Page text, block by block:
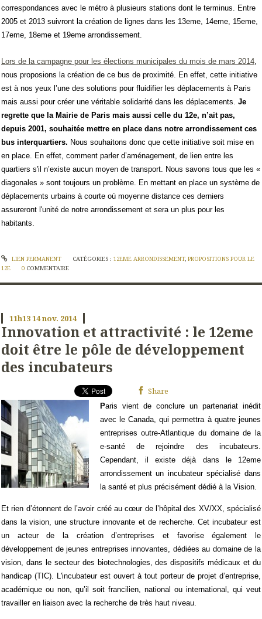
correspondances avec le métro à plusieurs stations dont le terminus. Entre
2005 et 2013 suivront la création de lignes dans les 13eme, 14eme, 15eme,
17eme, 18eme et 19eme arrondissement.
Lors de la campagne pour les élections municipales du mois de mars 2014
nous proposions la création de ce bus de proximité. En effet, cette initiative
est à nos yeux l’une des solutions pour fluidifier les déplacements à Paris
mais aussi pour créer une véritable solidarité dans les déplacements. Je
regrette que la Mairie de Paris mais aussi celle du 12e, n’ait pas,
depuis 2001, souhaitée mettre en place dans notre arrondissement ces
bus interquartiers. Nous souhaitons donc que cette initiative soit mise en
en place. En effet, comment parler d’aménagement, de lien entre les
quartiers s'il n’existe aucun moyen de transport. Nous savons tous que les «
diagonales » sont toujours un problème. En mettant en place un système de
déplacements urbains à courte où moyenne distance ces derniers
assureront l'unité de notre arrondissement et sera un plus pour les
habitants.
LIEN PERMANENT CATÉGORIES : 12EME ARRONDISSEMENT, PROPOSITIONS POUR LE
12E
0 COMMENTAIRE
11h1314nov. 2014
Innovation et attractivité : le 12eme
doit être le pôle de développement
des incubateurs
Share
Paris vient de conclure un partenariat inédit
avec le Canada, qui permettra à quatre jeunes
entreprises outre-Atlantique du domaine de la
e-santé de rejoindre des incubateurs.
Cependant, il existe déjà dans le 12eme
arrondissement un incubateur spécialisé dans
la santé et plus précisément dédié à la Vision.
Et rien d’étonnent de l’avoir créé au cœur de l’hôpital des XV/XX, spécialisé
dans la vision, une structure innovante et de recherche. Cet incubateur est
un acteur de la création d’entreprises et favorise également le
développement de jeunes entreprises innovantes, dédiées au domaine de la
vision, dans le secteur des biotechnologies, des dispositifs médicaux et du
handicap (TIC). L'incubateur est ouvert à tout porteur de projet d’entreprise,
académique ou non, qu’il soit francilien, national ou international, qui veut
travailler en liaison avec la recherche de très haut niveau.